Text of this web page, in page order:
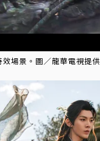
效場景。圖／龍華電視提供